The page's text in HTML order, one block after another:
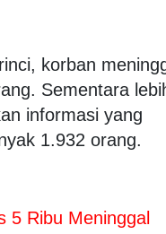
korban
Sementara
informasi yang
1.932 orang.
5 Ribu Meninggal